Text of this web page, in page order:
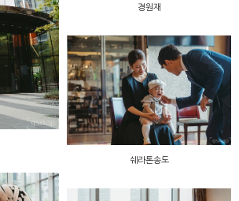
경원재
쉐라톤송도